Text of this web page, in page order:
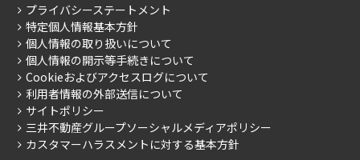
こだわりから探す
こだわり一覧
プレミアムマンション
新築
当社限定（港区・渋谷区）
当社限定（港区・渋谷区以外）
三井不動産企画
ご入居・提携サービス
お部屋探しからご契約まで
よくあるご質問
社宅紹介
【仲介会社様向け】当社仲介事業部取り扱い物件入居申込
会社情報
事業案内
採用情報
ニュースリリース
お問い合わせ
プライバシーステートメント
特定個人情報基本方針
個人情報の取り扱いについて
個人情報の開示等手続きについて
Cookieおよびアクセスログについて
利用者情報の外部送信について
サイトポリシー
三井不動産グループソーシャルメディアポリシー
カスタマーハラスメントに対する基本方針